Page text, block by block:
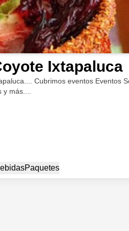
Ixtapaluca
Cubrimos eventos Eventos
más....
Paquetes